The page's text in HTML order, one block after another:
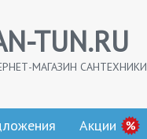
TUN.RU
МАГАЗИН САНТЕХНИКИ
Акции